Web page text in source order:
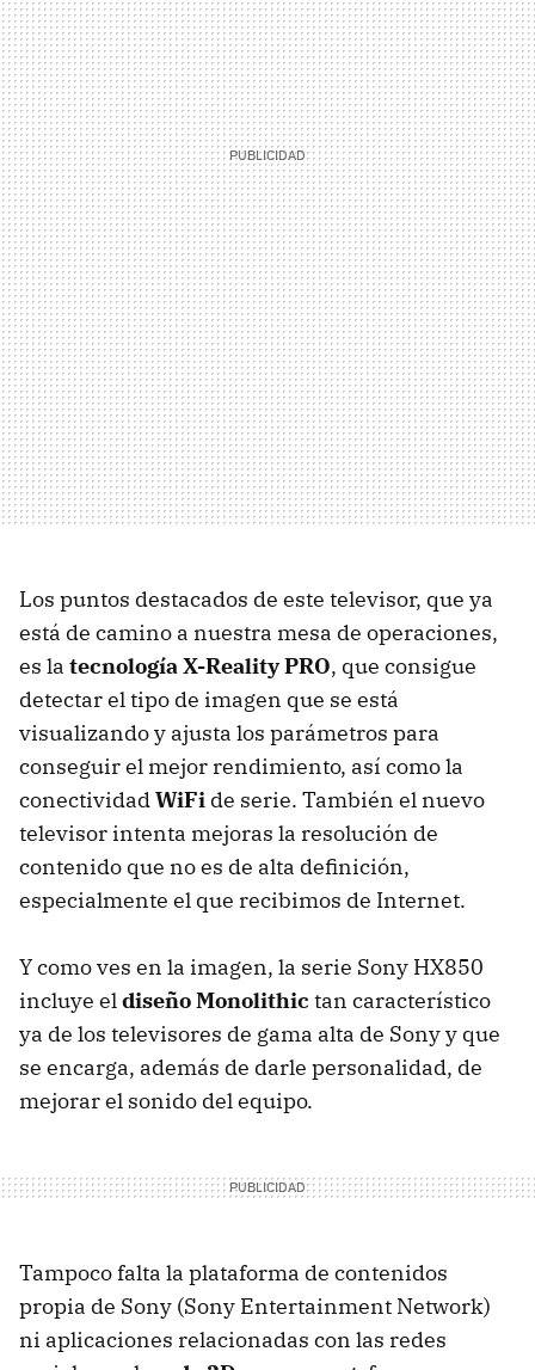
Los puntos destacados de este televisor, que ya
está de camino a nuestra mesa de operaciones,
es la tecnología X-RealityPRO, que consigue
detectar el tipo de imagen que se está
visualizando y ajusta los parámetros para
conseguir el mejor rendimiento, así como la
conectividad WiFi de serie. También el nuevo
televisor intenta mejoras la resolución de
contenido que no es de alta definición,
especialmente el que recibimos de Internet.
Y como ves en la imagen, la serie Sony HX850
incluye el diseño Monolithic tan característico
ya de los televisores de gama alta de Sony y que
se encarga, además de darle personalidad, de
mejorar el sonido del equipo.
Tampoco falta la plataforma de contenidos
propia de Sony (Sony Entertainment Network)
ni aplicaciones relacionadas con las redes